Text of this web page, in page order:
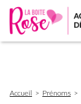
d'Ariane
Accueil Prénoms